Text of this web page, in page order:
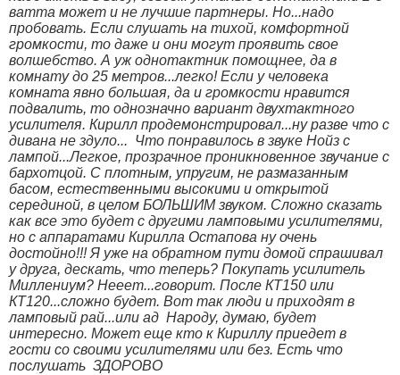
ватта может и не лучшие партнеры. Но...надо
пробовать. Если слушать на тихой, комфортной
громкости, то даже и они могут проявить свое
волшебство. А уж однотактник помощнее, да в
комнату до 25 метров...легко! Если у человека
комната явно большая, да и громкости нравится
подвалить, то однозначно вариант двухтактного
усилителя. Кирилл продемонстрировал...ну разве что с
дивана не здуло... Что понравилось в звуке Нойз с
лампой...Легкое, прозрачное проникновенное звучание с
бархотцой. С плотным, упругим, не размазанным
басом, естественными высокими и открытой
серединой, в целом БОЛЬШИМ звуком. Сложно сказать
как все это будет с другими ламповыми усилителями,
но с аппаратами Кирилла Остапова ну очень
достойно!!! Я уже на обратном пути домой спрашивал
у друга, дескать, что теперь? Покупать усилитель
Миллениум? Нееет...говорит. После КТ150 или
КТ120...сложно будет. Вот так люди и приходят в
ламповый рай...или ад Народу, думаю, будет
интересно. Может еще кто к Кириллу приедет в
гости со своими усилителями или без. Есть что
послушать ЗДОРОВО